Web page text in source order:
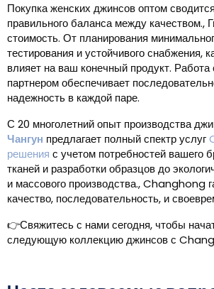
Покупка женских джинсов оптом
правильного баланса между качеством.,
стоимость. От планирования
тестирования и устойчивого снабжения,
влияет на ваш конечный продукт.
партнером обеспечивает
надежность в каждой паре.
С 20 многолетний опыт производства
Чангун предлагает полный спектр услуг
решения с учетом потребностей вашего
тканей и разработки образцов до
и массового производства., Changhong
качество, последовательность, и
👉Свяжитесь с нами сегодня, чтобы
следующую коллекцию джинсов с